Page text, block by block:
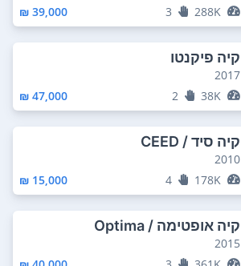
288K
3
39,000 ₪
קיה פיקנטו
2017
38K
2
47,000 ₪
קיה סיד / CEED
2010
178K
4
15,000 ₪
קיה אופטימה / Optima
2015